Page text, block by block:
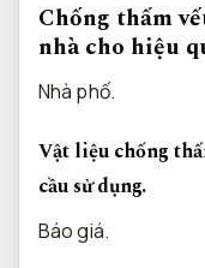
Chống thấm
nhà cho hiệu
Nhà phố.
Vật liệu chống
cầu sử dụng.
Báo giá.